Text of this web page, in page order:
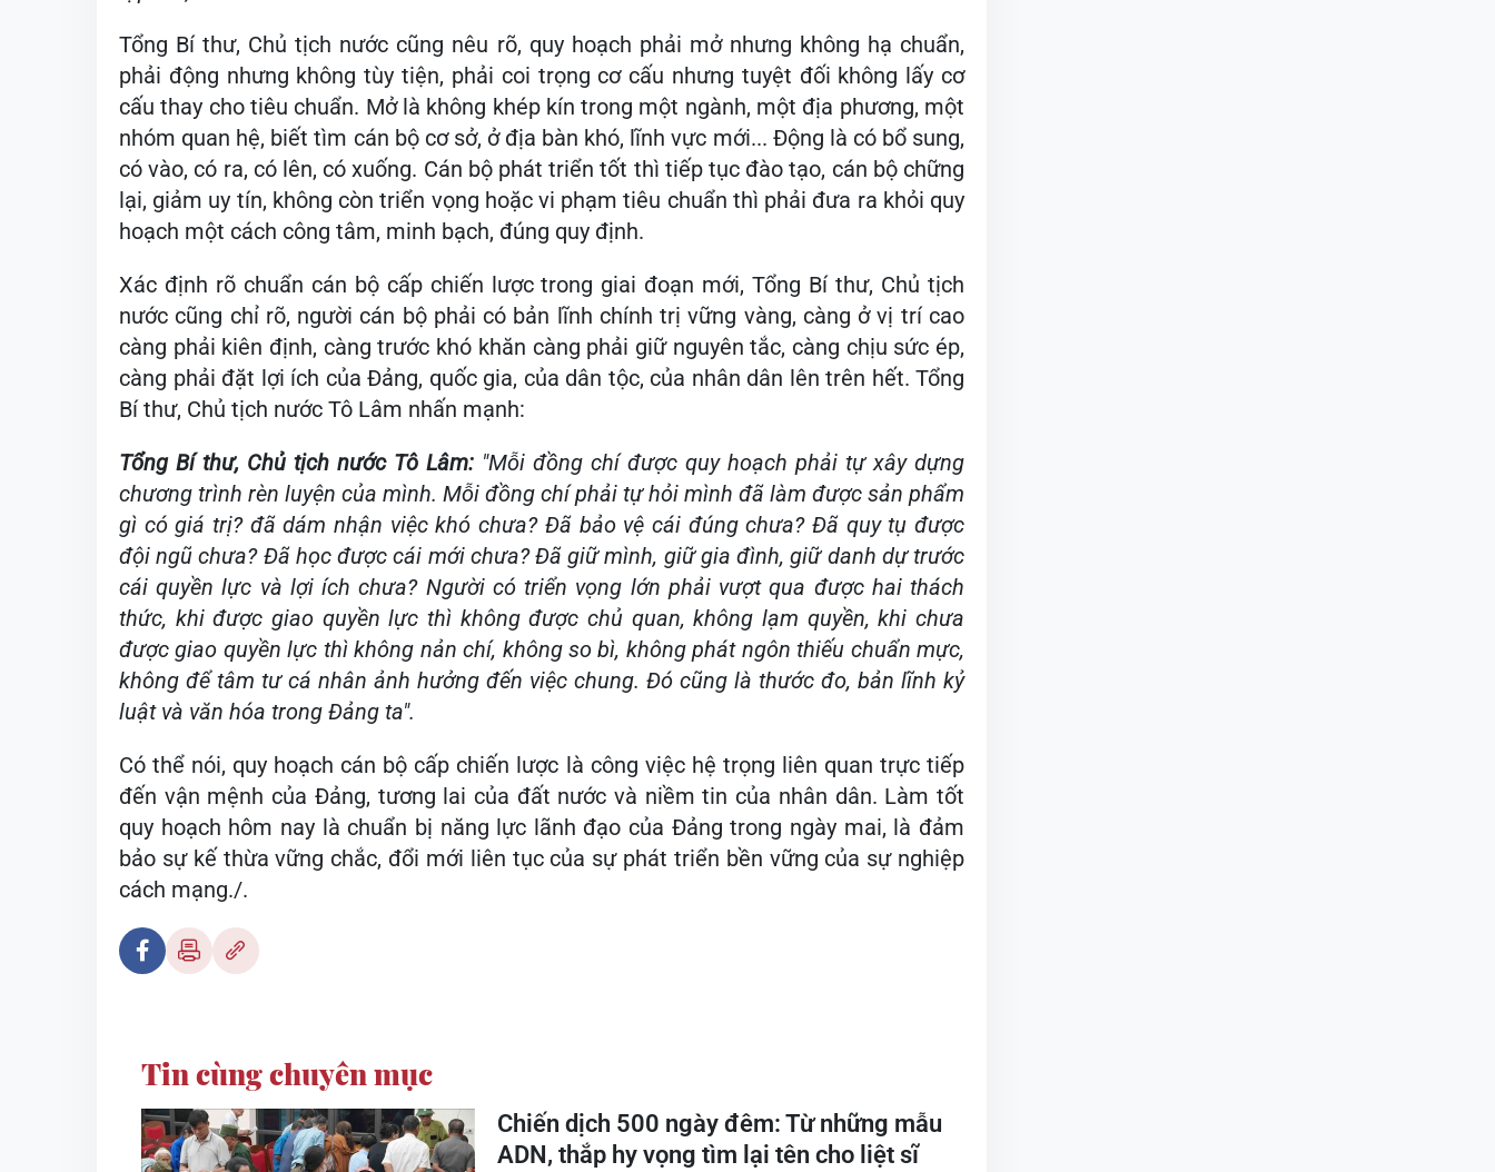
Tổng Bí thư, Chủ tịch nước cũng nêu rõ, quy hoạch phải mở nhưng không hạ chuẩn,
phải động nhưng không tùy tiện, phải coi trọng cơ cấu nhưng tuyệt đối không lấy cơ
cấu thay cho tiêu chuẩn. Mở là không khép kín trong một ngành, một địa phương, một
nhóm quan hệ, biết tìm cán bộ cơ sở, ở địa bàn khó, lĩnh vực mới... Động là có bổ sung,
có vào, có ra, có lên, có xuống. Cán bộ phát triển tốt thì tiếp tục đào tạo, cán bộ chững
lại, giảm uy tín, không còn triển vọng hoặc vi phạm tiêu chuẩn thì phải đưa ra khỏi quy
hoạch một cách công tâm, minh bạch, đúng quy định.
Xác định rõ chuẩn cán bộ cấp chiến lược trong giai đoạn mới, Tổng Bí thư, Chủ tịch
nước cũng chỉ rõ, người cán bộ phải có bản lĩnh chính trị vững vàng, càng ở vị trí cao
càng phải kiên định, càng trước khó khăn càng phải giữ nguyên tắc, càng chịu sức ép,
càng phải đặt lợi ích của Đảng, quốc gia, của dân tộc, của nhân dân lên trên hết. Tổng
Bí thư, Chủ tịch nước Tô Lâm nhấn mạnh:
Tổng Bí thư, Chủ tịch nước Tô Lâm: "Mỗi đồng chí được quy hoạch phải tự xây dựng
chương trình rèn luyện của mình. Mỗi đồng chí phải tự hỏi mình đã làm được sản phẩm
gì có giá trị? đã dám nhận việc khó chưa? Đã bảo vệ cái đúng chưa? Đã quy tụ được
đội ngũ chưa? Đã học được cái mới chưa? Đã giữ mình, giữ gia đình, giữ danh dự trước
cái quyền lực và lợi ích chưa? Người có triển vọng lớn phải vượt qua được hai thách
thức, khi được giao quyền lực thì không được chủ quan, không lạm quyền, khi chưa
được giao quyền lực thì không nản chí, không so bì, không phát ngôn thiếu chuẩn mực,
không để tâm tư cá nhân ảnh hưởng đến việc chung. Đó cũng là thước đo, bản lĩnh kỷ
luật và văn hóa trong Đảng ta".
Có thể nói, quy hoạch cán bộ cấp chiến lược là công việc hệ trọng liên quan trực tiếp
đến vận mệnh của Đảng, tương lai của đất nước và niềm tin của nhân dân. Làm tốt
quy hoạch hôm nay là chuẩn bị năng lực lãnh đạo của Đảng trong ngày mai, là đảm
bảo sự kế thừa vững chắc, đổi mới liên tục của sự phát triển bền vững của sự nghiệp
cách mạng./.
Tin cùng chuyên mục
Chiến dịch 500 ngày đêm: Từ những mẫu
ADN, thắp hy vọng tìm lại tên cho liệt sĩ